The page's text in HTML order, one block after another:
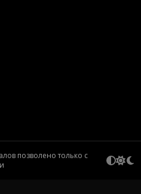
позволено только с